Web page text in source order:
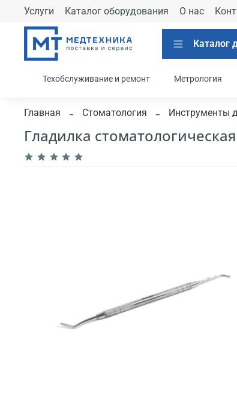
Услуги Каталог оборудования О нас
Каталог
Техобслуживание и ремонт Метрология
Главная Стоматология Инструменты
Гладилка